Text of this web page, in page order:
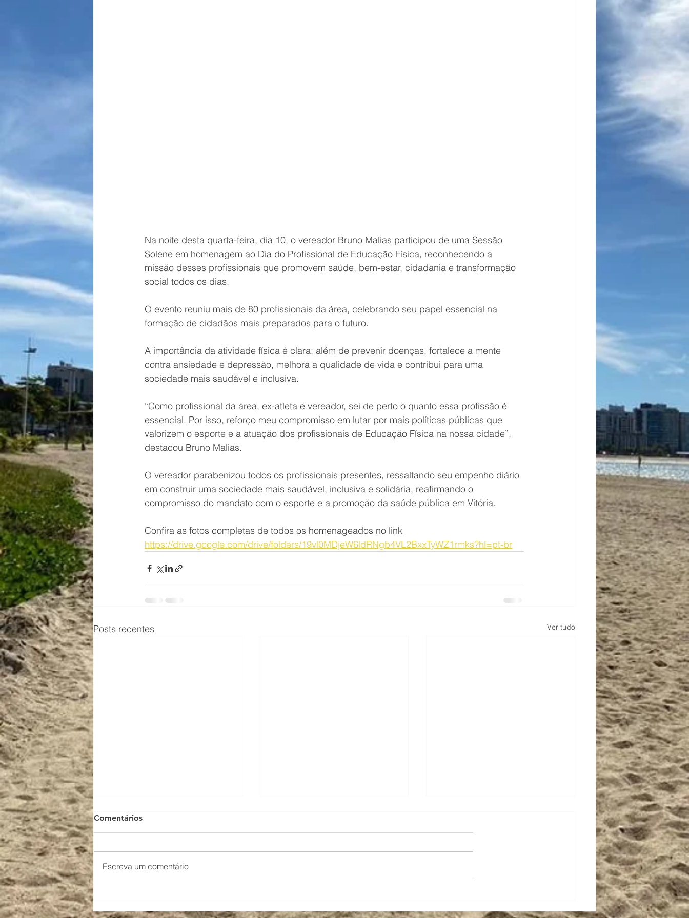
Na noite desta quarta-feira, dia 10, o vereador Bruno Malias participou de uma Sessão
Solene em homenagem ao Dia do Profissional de Educação Física, reconhecendo a
missão desses profissionais que promovem saúde, bem-estar, cidadania e transformação
social todos os dias.
O evento reuniu mais de 80 profissionais da área, celebrando seu papel essencial na
formação de cidadãos mais preparados para o futuro.
A importância da atividade física é clara: além de prevenir doenças, fortalece a mente
contra ansiedade e depressão, melhora a qualidade de vida e contribui para uma
sociedade mais saudável e inclusiva.
“Como profissional da área, ex-atleta e vereador, sei de perto o quanto essa profissão é
essencial. Por isso, reforço meu compromisso em lutar por mais políticas públicas que
valorizem o esporte e a atuação dos profissionais de Educação Física na nossa cidade”,
destacou Bruno Malias.
O vereador parabenizou todos os profissionais presentes, ressaltando seu empenho diário
em construir uma sociedade mais saudável, inclusiva e solidária, reafirmando o
compromisso do mandato com o esporte e a promoção da saúde pública em Vitória.
Confira as fotos completas de todos os homenageados no link
https://drive.google.com/drive/folders/19vl0MDjeW6ldRNgb4VL2BxxTyWZ1rmks?hl=pt-br
Posts recentes Ver tudo
resultados
futebol feminino como
inauguração do Tancredinho
Comentários
Escreva um comentário